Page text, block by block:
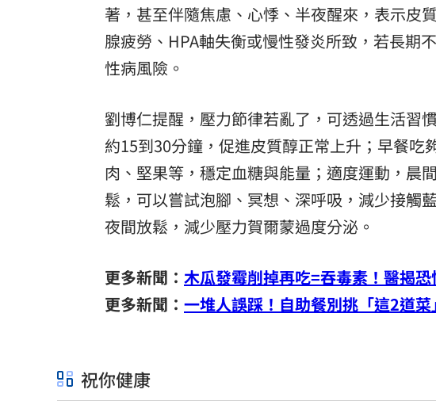
著，甚至伴隨焦慮、心悸、半夜醒來，表示皮
腺疲勞、HPA軸失衡或慢性發炎所致，若長期
性病風險。
劉博仁提醒，壓力節律若亂了，可透過生活習
約15到30分鐘，促進皮質醇正常上升；早餐吃
肉、堅果等，穩定血糖與能量；適度運動，晨
鬆，可以嘗試泡腳、冥想、深呼吸，減少接觸
夜間放鬆，減少壓力賀爾蒙過度分泌。
更多新聞： 木瓜發霉削掉再吃=吞毒素！醫揭
更多新聞： 一堆人誤踩！自助餐別挑「這2道
祝你健康